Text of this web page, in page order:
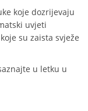
koje dozrijevaju
uvjeti
su zaista svježe
u letku u